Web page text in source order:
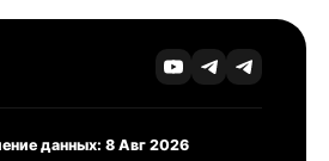
данных: 8 Авг 2026